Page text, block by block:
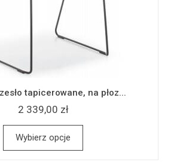
tapicerowane, na płoz...
2 339,00 zł
Wybierz opcje